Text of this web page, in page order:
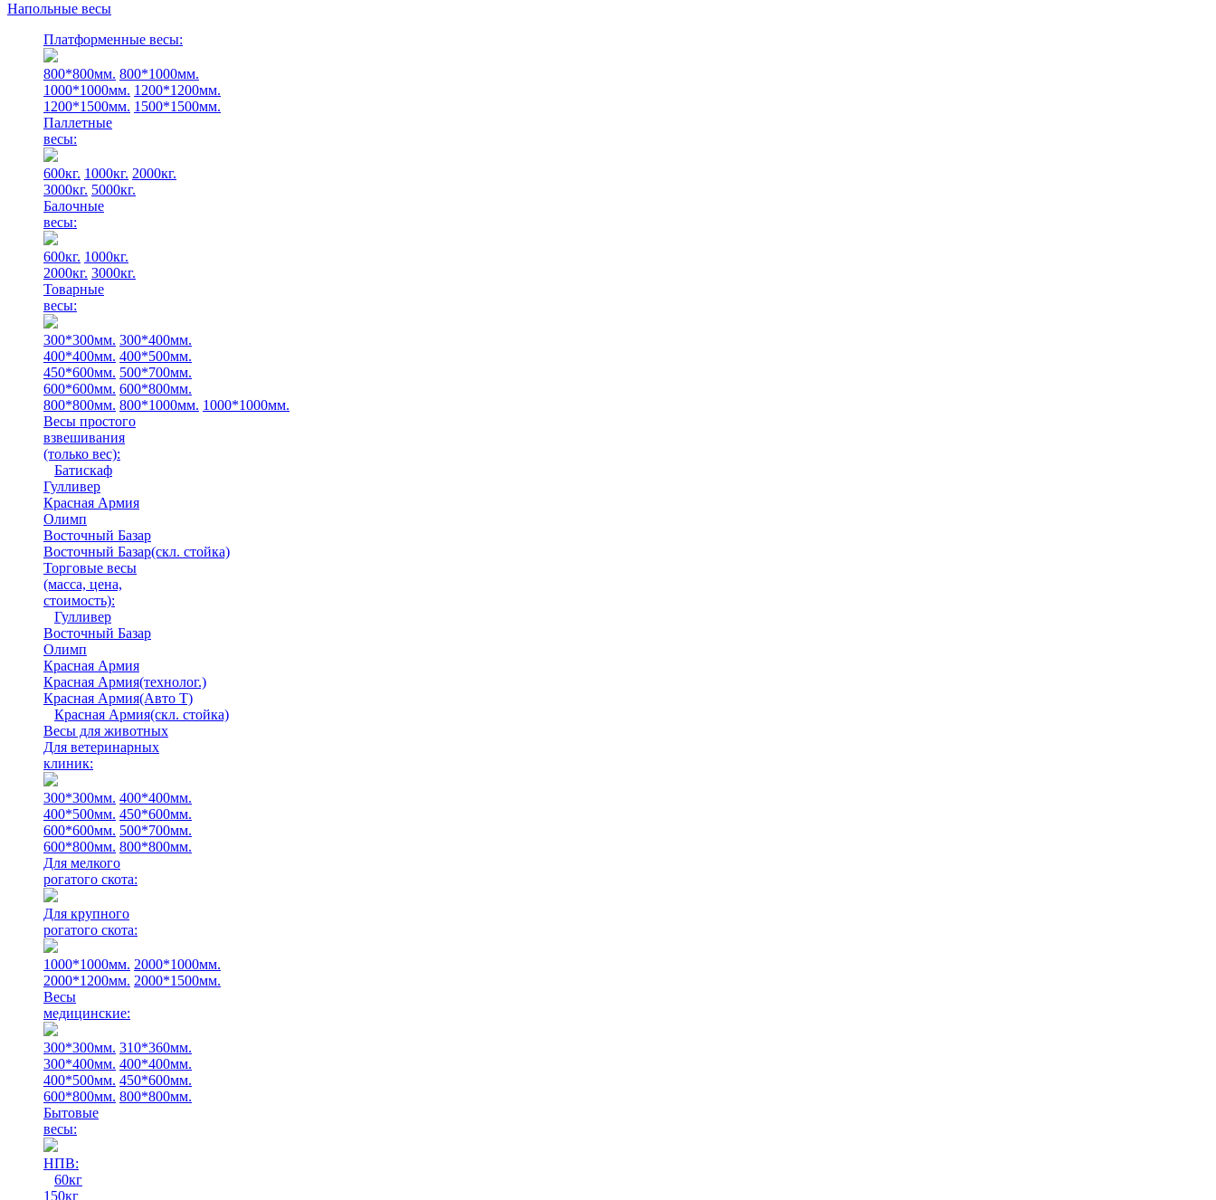
Напольные весы
Платформенные весы:
800*800мм. 800*1000мм.
1000*1000мм. 1200*1200мм.
1200*1500мм. 1500*1500мм.
Паллетные
весы:
600кг. 1000кг. 2000кг.
3000кг. 5000кг.
Балочные
весы:
600кг. 1000кг.
2000кг. 3000кг.
Товарные
весы:
300*300мм. 300*400мм.
400*400мм. 400*500мм.
450*600мм. 500*700мм.
600*600мм. 600*800мм.
800*800мм. 800*1000мм. 1000*1000мм.
Весы простого
взвешивания
(только вес):
Батискаф
Гулливер
Красная Армия
Олимп
Восточный Базар
Восточный Базар(скл. стойка)
Торговые весы
(масса, цена,
стоимость):
Гулливер
Восточный Базар
Олимп
Красная Армия
Красная Армия(технолог.)
Красная Армия(Авто Т)
Красная Армия(скл. стойка)
Весы для животных
Для ветеринарных
клиник:
300*300мм. 400*400мм.
400*500мм. 450*600мм.
600*600мм. 500*700мм.
600*800мм. 800*800мм.
Для мелкого
рогатого скота:
Для крупного
рогатого скота:
1000*1000мм. 2000*1000мм.
2000*1200мм. 2000*1500мм.
Весы
медицинские:
300*300мм. 310*360мм.
300*400мм. 400*400мм.
400*500мм. 450*600мм.
600*800мм. 800*800мм.
Бытовые
весы:
НПВ:
60кг
150кг